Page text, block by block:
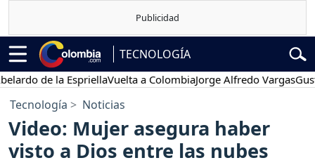
TECNOLOGÍA
de la EspriellaVuelta a ColombiaJorge Alfredo Vargas
Tecnología Noticias
Video: Mujer asegura haber
visto a Dios entre las nubes